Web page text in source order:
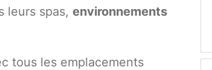
leurs spas, environnements
tous les emplacements